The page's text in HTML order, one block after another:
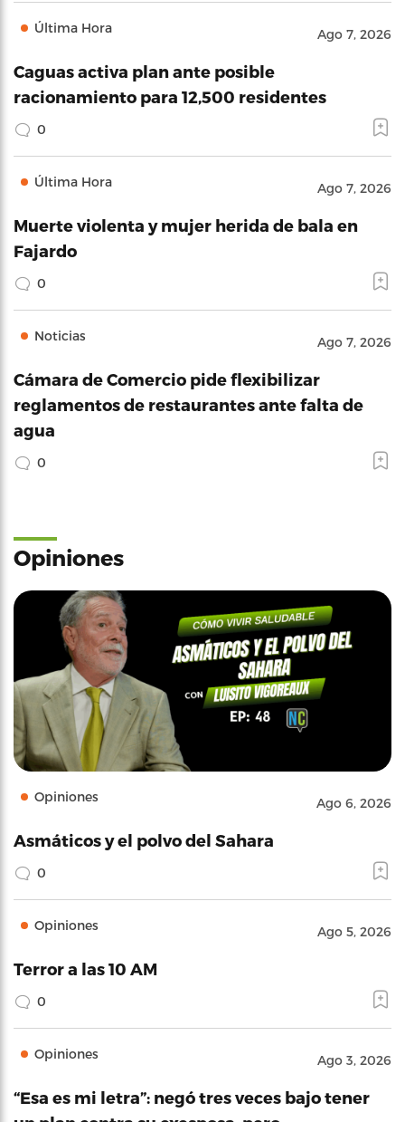
Última Hora Ago 7, 2026
Caguas activa plan ante posible
racionamiento para 12,500 residentes
0
Última Hora Ago 7, 2026
Muerte violenta y mujer herida de bala en
Fajardo
0
Noticias Ago 7, 2026
Cámara de Comercio pide flexibilizar
reglamentos de restaurantes ante falta de
agua
0
Opiniones
Opiniones Ago 6, 2026
Asmáticos y el polvo del Sahara
0
Opiniones Ago 5, 2026
Terror a las 10 AM
0
Opiniones Ago 3, 2026
“Esa es mi letra”: negó tres veces bajo tener